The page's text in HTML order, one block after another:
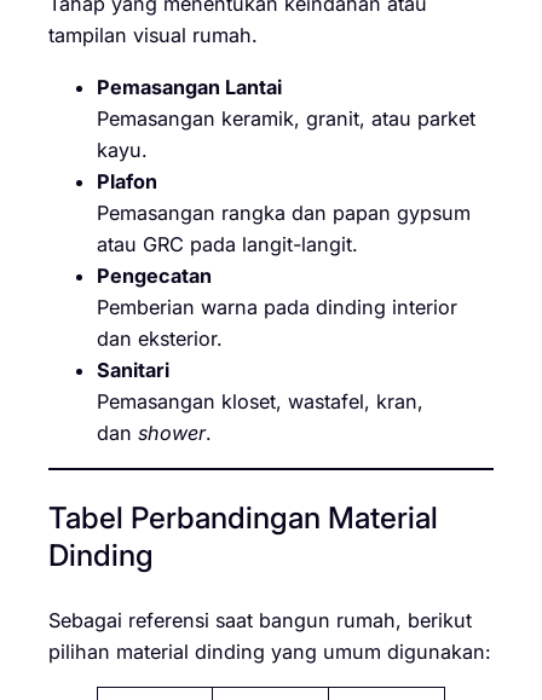
tampilan visual rumah.
Pemasangan Lantai
Pemasangan keramik, granit, atau parket
kayu.
Plafon
Pemasangan rangka dan papan gypsum
atau GRC pada langit-langit.
Pengecatan
Pemberian warna pada dinding interior
dan eksterior.
Sanitari
Pemasangan kloset, wastafel, kran,
dan shower.
Tabel Perbandingan Material
Dinding
Sebagai referensi saat bangun rumah, berikut
pilihan material dinding yang umum digunakan: